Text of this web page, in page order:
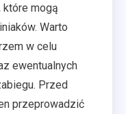
które mogą
Warto
w celu
ewentualnych
Przed
przeprowadzić